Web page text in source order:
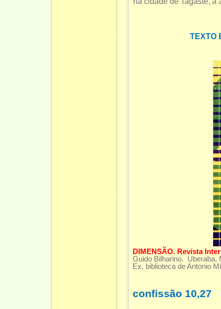
TEXTO
DIMENSÃO. Revista
Guido Bilharino.
Ex. biblioteca de Antonio
confissão 10,27